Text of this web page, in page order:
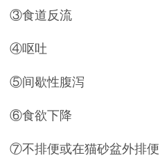
③食道反流
④呕吐
⑤间歇性腹泻
⑥食欲下降
⑦不排便或在猫砂盆外排便